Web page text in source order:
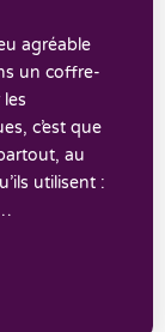
agréable
un coffre-
c’est que
au
utilisent :